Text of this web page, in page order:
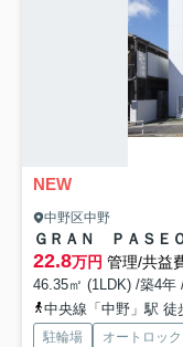
NEW
中野区中野
ＧＲＡＮ ＰＡＳＥ
22.8万円 管理/共益
46.35㎡ (1LDK) /築4年
中央線「中野」駅 徒
駐輪場 オートロック